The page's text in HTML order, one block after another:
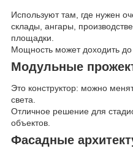
Используют там, где нужен
склады, ангары,
площадки.
Мощность может доходить до
Модульные
Это конструктор: можно
света.
Отличное решение для
объектов.
Фасадные